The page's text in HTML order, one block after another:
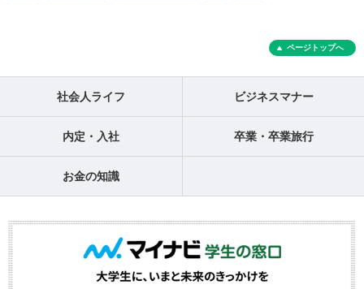
ページトップへ
社会人ライフ ビジネスマナー
内定・入社 卒業・卒業旅行
お金の知識